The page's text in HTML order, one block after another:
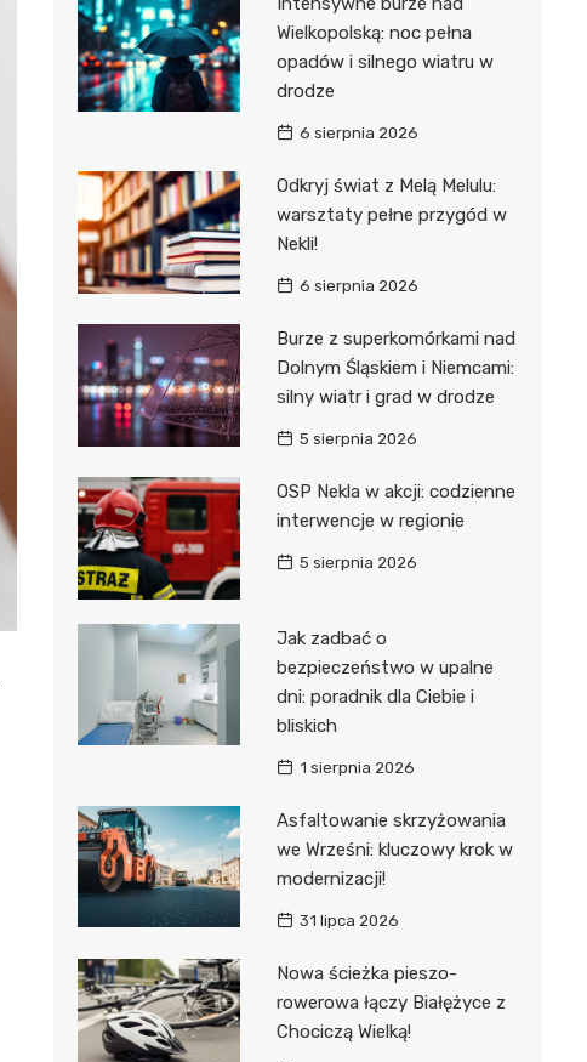
Dzieci Wrzesińskich
Park Miejski im. Dzieci
Wrzesińskich
Jump World Września
Wrzesińska Strefa
Aktywności
Pałac w Miłosławiu
Izba Pamięci Reymonta
Rezerwat Czeszewski Las
Wielkopolską: noc pełna
opadów i silnego wiatru w
drodze
6 sierpnia 2026
Odkryj świat z Melą Melulu:
warsztaty pełne przygód w
Nekli!
6 sierpnia 2026
Burze z superkomórkami nad
Dolnym Śląskiem i Niemcami:
silny wiatr i grad w drodze
5 sierpnia 2026
OSP Nekla w akcji: codzienne
interwencje w regionie
5 sierpnia 2026
Jak zadbać o
bezpieczeństwo w upalne
dni: poradnik dla Ciebie i
bliskich
1 sierpnia 2026
Asfaltowanie skrzyżowania
we Wrześni: kluczowy krok w
modernizacji!
31 lipca 2026
Nowa ścieżka pieszo-
rowerowa łączy Białężyce z
Chociczą Wielką!